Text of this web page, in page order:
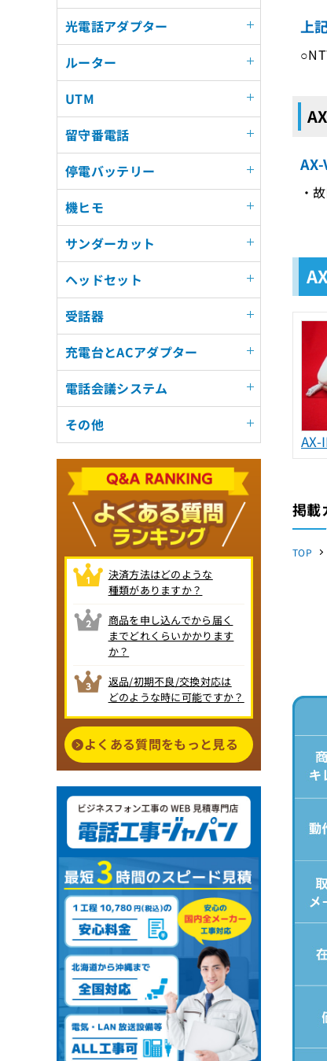
上
・
AX-
掲載
TOP
光電話アダプター
ルーター
UTM
留守番電話
停電バッテリー
機ヒモ
サンダーカット
ヘッドセット
受話器
充電台とACアダプター
電話会議システム
その他
決済方法はどのような
種類がありますか？
商品を申し込んでから届く
までどれくらいかかります
か？
返品/初期不良/交換対応は
どのような時に可能ですか？
よくある質問をもっと見る